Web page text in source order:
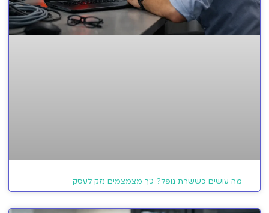
מה עושים כששרת נופל? כך מצמצמים נזק לעסק